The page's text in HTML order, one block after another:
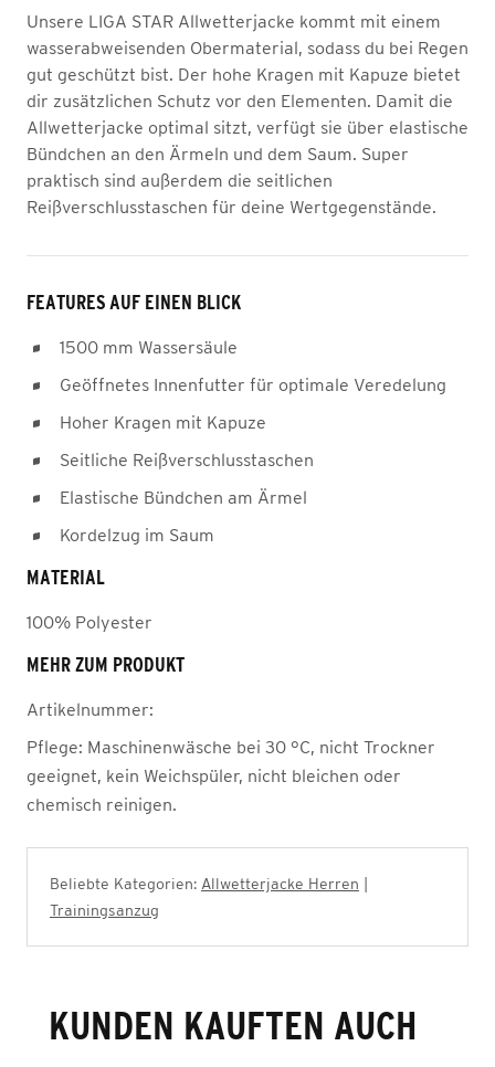
Unsere LIGA STAR Allwetterjacke kommt mit einem
wasserabweisenden Obermaterial, sodass du bei Regen
gut geschützt bist. Der hohe Kragen mit Kapuze bietet
dir zusätzlichen Schutz vor den Elementen. Damit die
Allwetterjacke optimal sitzt, verfügt sie über elastische
Bündchen an den Ärmeln und dem Saum. Super
praktisch sind außerdem die seitlichen
Reißverschlusstaschen für deine Wertgegenstände.
FEATURES AUF EINEN BLICK
1500 mm Wassersäule
Geöffnetes Innenfutter für optimale Veredelung
Hoher Kragen mit Kapuze
Seitliche Reißverschlusstaschen
Elastische Bündchen am Ärmel
Kordelzug im Saum
MATERIAL
100% Polyester
MEHR ZUM PRODUKT
Artikelnummer:
Pflege: Maschinenwäsche bei 30 °C, nicht Trockner
geeignet, kein Weichspüler, nicht bleichen oder
chemisch reinigen.
Beliebte Kategorien: Allwetterjacke Herren
Trainingsanzug
KUNDEN KAUFTEN AUCH